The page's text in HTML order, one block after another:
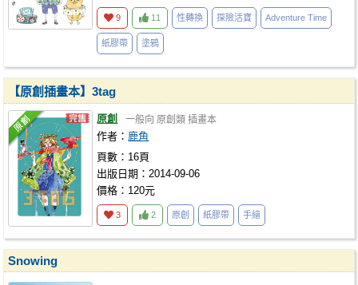
9 11 性轉換 探險活寶 Adventure Time
紙膠帶 塗鴉
【原創插畫本】3tag
原創 一般向 原創類 插畫本
作者： 鹿角
頁數：16頁
出版日期：2014-09-06
價格：120元
3 2 原創 紙膠帶 手繪
Snowing